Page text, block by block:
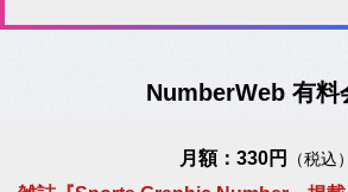
NumberWeb 有料
月額：330円 （税込）